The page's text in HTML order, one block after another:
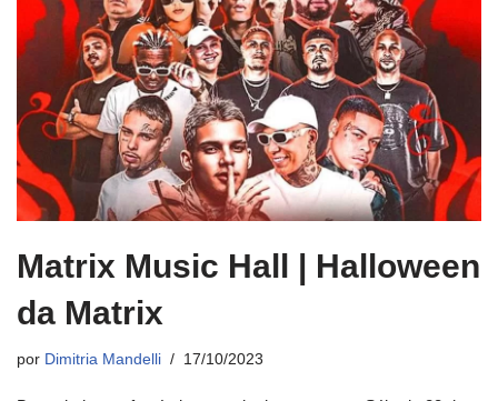
Matrix Music Hall | Halloween
da Matrix
por Dimitria Mandelli 17/10/2023